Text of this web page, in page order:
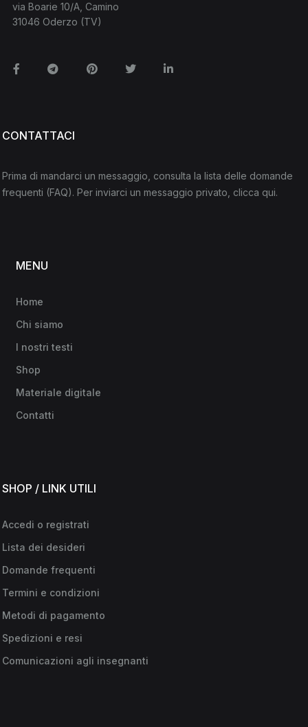
via Boarie 10/A, Camino
31046 Oderzo (TV)
FacebookTelegramPinterestTwitterLinkedin
CONTATTACI
Prima di mandarci un messaggio, consulta la lista delle domande
frequenti (FAQ). Per inviarci un messaggio privato, clicca qui.
MENU
Home
Chi siamo
I nostri testi
Shop
Materiale digitale
Contatti
SHOP / LINK UTILI
Accedi o registrati
Lista dei desideri
Domande frequenti
Termini e condizioni
Metodi di pagamento
Spedizioni e resi
Comunicazioni agli insegnanti